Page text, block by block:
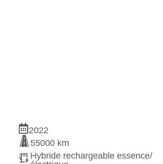
2022
55000 km
Hybride rechargeable essence/